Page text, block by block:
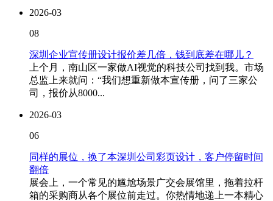
2026-03
08
深圳企业宣传册设计报价差几倍，钱到底差在哪儿？
上个月，南山区一家做AI视觉的科技公司找到我。市场
总监上来就问：“我们想重新做本宣传册，问了三家公
司，报价从8000...
2026-03
06
同样的展位，换了本深圳公司彩页设计，客户停留时间
翻倍
展会上，一个常见的尴尬场景广交会展馆里，拖着拉杆
箱的采购商从各个展位前走过。你热情地递上一本精心